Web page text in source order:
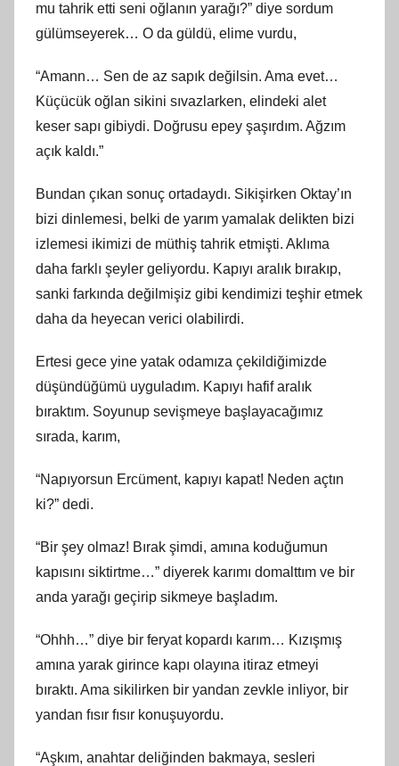
mu tahrik etti seni oğlanın yarağı?” diye sordum
gülümseyerek… O da güldü, elime vurdu,
“Amann… Sen de az sapık değilsin. Ama evet…
Küçücük oğlan sikini sıvazlarken, elindeki alet
keser sapı gibiydi. Doğrusu epey şaşırdım. Ağzım
açık kaldı.”
Bundan çıkan sonuç ortadaydı. Sikişirken Oktay’ın
bizi dinlemesi, belki de yarım yamalak delikten bizi
izlemesi ikimizi de müthiş tahrik etmişti. Aklıma
daha farklı şeyler geliyordu. Kapıyı aralık bırakıp,
sanki farkında değilmişiz gibi kendimizi teşhir etmek
daha da heyecan verici olabilirdi.
Ertesi gece yine yatak odamıza çekildiğimizde
düşündüğümü uyguladım. Kapıyı hafif aralık
bıraktım. Soyunup sevişmeye başlayacağımız
sırada, karım,
“Napıyorsun Ercüment, kapıyı kapat! Neden açtın
ki?” dedi.
“Bir şey olmaz! Bırak şimdi, amına koduğumun
kapısını siktirtme…” diyerek karımı domalttım ve bir
anda yarağı geçirip sikmeye başladım.
“Ohhh…” diye bir feryat kopardı karım… Kızışmış
amına yarak girince kapı olayına itiraz etmeyi
bıraktı. Ama sikilirken bir yandan zevkle inliyor, bir
yandan fısır fısır konuşuyordu.
“Aşkım, anahtar deliğinden bakmaya, sesleri